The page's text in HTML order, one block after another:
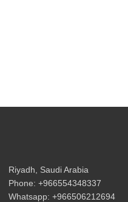
Riyadh, Saudi Arabia
Phone: +966554348337
Whatsapp: +966506212694‬